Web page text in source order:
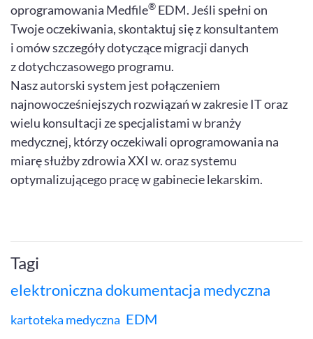
oprogramowania Medfile® EDM. Jeśli spełni on
Twoje oczekiwania, skontaktuj się z konsultantem
i omów szczegóły dotyczące migracji danych
z dotychczasowego programu.
Nasz autorski system jest połączeniem
najnowocześniejszych rozwiązań w zakresie IT oraz
wielu konsultacji ze specjalistami w branży
medycznej, którzy oczekiwali oprogramowania na
miarę służby zdrowia XXI w. oraz systemu
optymalizującego pracę w gabinecie lekarskim.
Tagi
elektroniczna dokumentacja medyczna
kartoteka medyczna EDM